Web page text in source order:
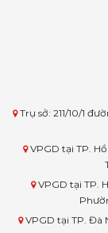
Trụ sở: 211/10/1
VPGD tại TP.
VPGD tại TP.
VPGD tại TP. Đà